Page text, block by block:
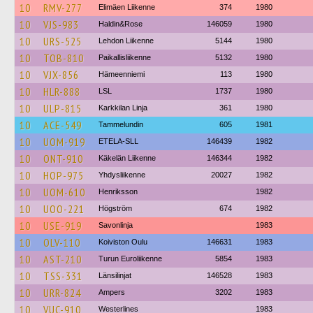
10 RMV-277 Elimäen Liikenne 374 1980
10 VJS-983 Haldin&Rose 146059 1980
10 URS-525 Lehdon Liikenne 5144 1980
10 TOB-810 Paikallisliikenne 5132 1980
10 VJX-856 Hämeenniemi 113 1980
10 HLR-888 LSL 1737 1980
10 ULP-815 Karkkilan Linja 361 1980
10 ACE-549 Tammelundin 605 1981
10 UOM-919 ETELA-SLL 146439 1982
10 ONT-910 Käkelän Liikenne 146344 1982
10 HOP-975 Yhdysliikenne 20027 1982
10 UOM-610 Henriksson 1982
10 UOO-221 Högström 674 1982
10 USE-919 Savonlinja 1983
10 OLV-110 Koiviston Oulu 146631 1983
10 AST-210 Turun Euroliikenne 5854 1983
10 TSS-331 Länsilinjat 146528 1983
10 URR-824 Ampers 3202 1983
10 VUC-910 Westerlines 1983